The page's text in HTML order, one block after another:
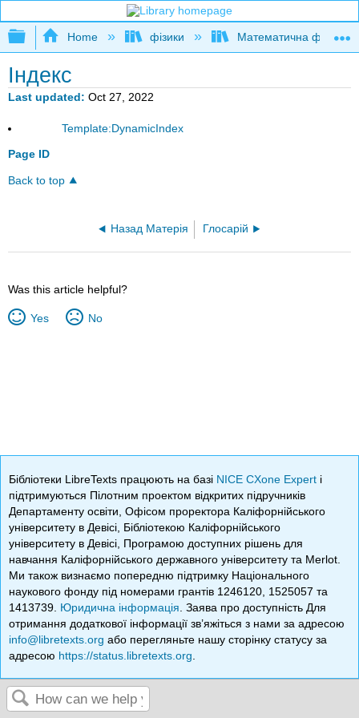
Expand/collapse global hierarchy
Home фізики Математична фізика і
Індекс
Last updated Oct 27, 2022
Page ID
Template:DynamicIndex
Back to top
Назад Матерія Глосарій
Was this article helpful?
Yes No
Бібліотеки LibreTexts працюють на базі NICE CXone Expert і
підтримуються Пілотним проектом відкритих підручників
Департаменту освіти, Офісом проректора Каліфорнійського
університету в Девісі, Бібліотекою Каліфорнійського
університету в Девісі, Програмою доступних рішень для
навчання Каліфорнійського державного університету та Merlot.
Ми також визнаємо попередню підтримку Національного
наукового фонду під номерами грантів 1246120, 1525057 та
1413739. Юридична інформація . Заява про доступність Для
отримання додаткової інформації зв’яжіться з нами за адресою
info@libretexts.org або перегляньте нашу сторінку статусу за
адресою https://status.libretexts.org